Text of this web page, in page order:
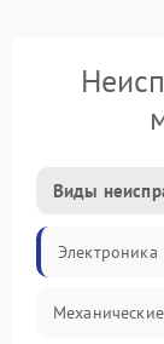
Виды
Электроника